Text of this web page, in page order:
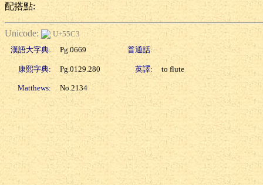
配搭點:
Unicode:
U+55C3
漢語大字典:
Pg.0669 普通話:
康熙字典: Pg.0129.280 英譯: to flute
Matthews: No.2134